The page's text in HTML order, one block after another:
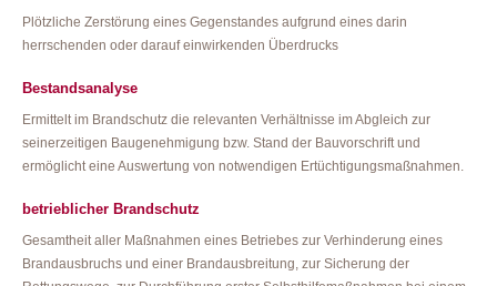
Plötzliche Zerstörung eines Gegenstandes aufgrund eines darin
herrschenden oder darauf einwirkenden Überdrucks
Bestandsanalyse
Ermittelt im Brandschutz die relevanten Verhältnisse im Abgleich zur
seinerzeitigen Baugenehmigung bzw. Stand der Bauvorschrift und
ermöglicht eine Auswertung von notwendigen Ertüchtigungsmaßnahmen.
betrieblicher Brandschutz
Gesamtheit aller Maßnahmen eines Betriebes zur Verhinderung eines
Brandausbruchs und einer Brandausbreitung, zur Sicherung der